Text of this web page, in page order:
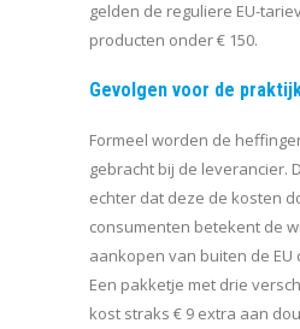
gelden de reguliere EU-
producten onder € 150.
Gevolgen voor de
Formeel worden de
gebracht bij de leverancier.
echter dat deze de kosten
consumenten betekent de
aankopen van buiten de
Een pakketje met drie
kost straks € 9 extra aan